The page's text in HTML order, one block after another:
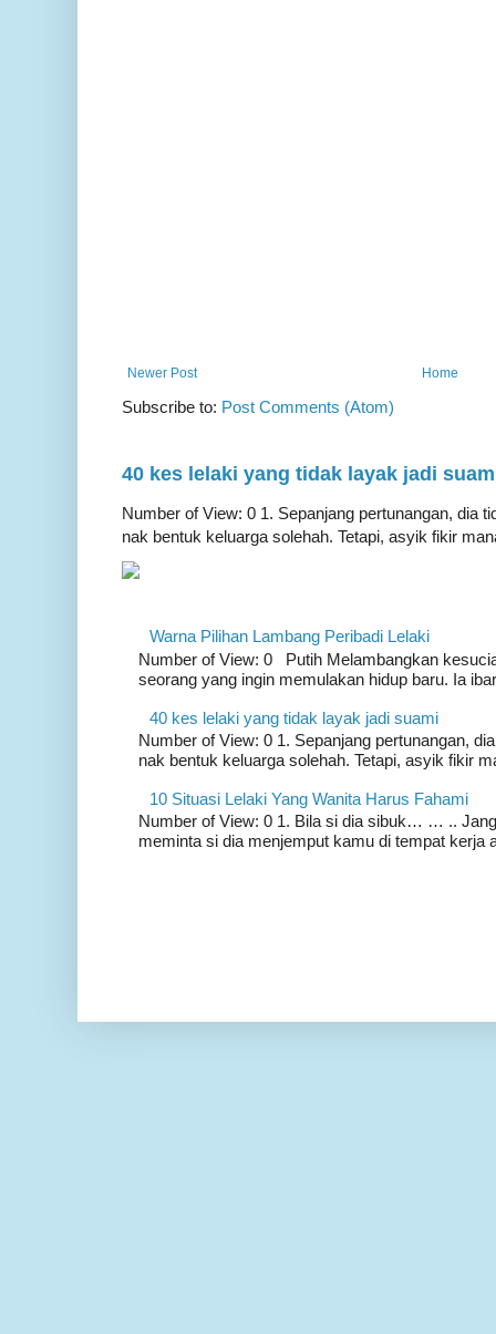
Newer Post Home
Subscribe to: Post Comments (Atom)
40 kes lelaki yang tidak layak jadi
Number of View: 0 1. Sepanjang pertunangan, dia
nak bentuk keluarga solehah. Tetapi, asyik fikir
Warna Pilihan Lambang Peribadi Lelaki
Number of View: 0 Putih Melambangkan
seorang yang ingin memulakan hidup baru. Ia
40 kes lelaki yang tidak layak jadi suami
Number of View: 0 1. Sepanjang pertunangan,
nak bentuk keluarga solehah. Tetapi, asyik fikir
10 Situasi Lelaki Yang Wanita Harus Fahami
Number of View: 0 1. Bila si dia sibuk… … ..
meminta si dia menjemput kamu di tempat kerja